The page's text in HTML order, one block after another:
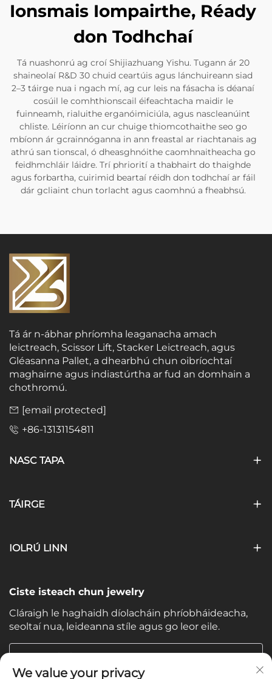
Ionsmais Iompairthe, Réady
don Todhchaí
Tá nuashonrú ag croí Shijiazhuang Yishu. Tugann ár 20
shaineolaí R&D 30 chuid ceartúis agus lánchuireann siad
2–3 táirge nua i ngach mí, ag cur leis na fásacha is déanaí
cosúil le comhthionscail éifeachtacha maidir le
fuinneamh, rialuithe erganóimiciúla, agus nascleanúint
chliste. Léiríonn an cur chuige thiomcothaithe seo go
mbíonn ár gcrainnóganna in ann freastal ar riachtanais ag
athrú san tionscal, ó dheasghnóithe caomhnaitheacha go
feidhmchláir láidre. Trí phriorití a thabhairt do thaighde
agus forbartha, cuirimid beartaí réidh don todhchaí ar fáil
dár gcliaint chun torlacht agus caomhnú a fheabhsú.
Tá ár n-ábhar phríomha leaganacha amach
leictreach, Scissor Lift, Stacker Leictreach, agus
Gléasanna Pallet, a dhearbhú chun oibríochtaí
maghairne agus indiastúrtha ar fud an domhain a
chothromú.
[email protected]
+86-13131154811
NASC TAPA
TÁIRGE
IOLRÚ LINN
Ciste isteach chun jewelry
Cláraigh le haghaidh díolacháin phríobháideacha,
seoltaí nua, leideanna stíle agus go leor eile.
Do Ríomhphost
We value your privacy